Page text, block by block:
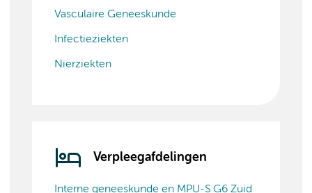
Vasculaire Geneeskunde
Infectieziekten
Nierziekten
Verpleegafdelingen
Interne geneeskunde en MPU-S G6 Zuid